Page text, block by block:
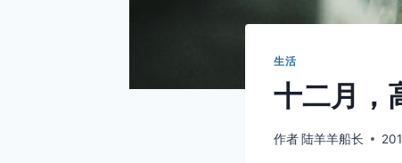
生活
十二月，
作者 陆羊羊船长